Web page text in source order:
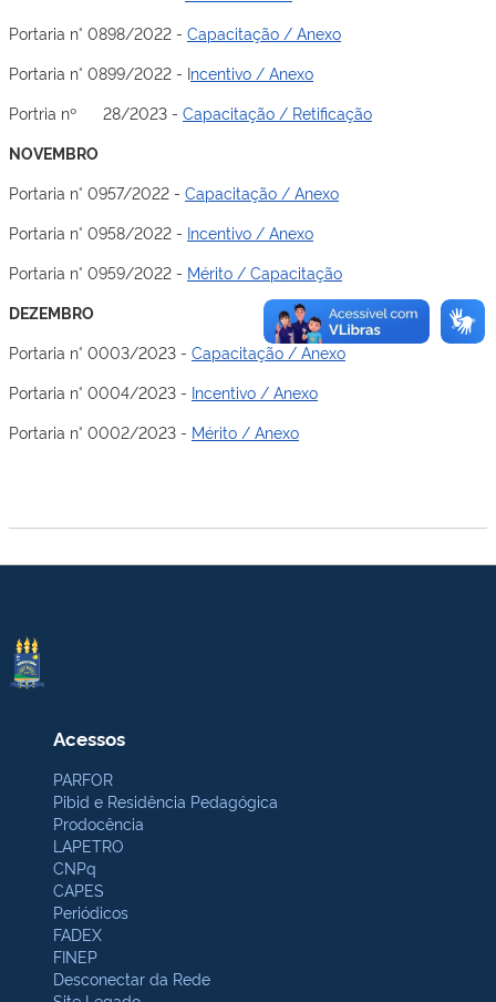
Portaria n° 0898/2022 - Capacitação / Anexo
Portaria n° 0899/2022 - Incentivo / Anexo
Portria nº 28/2023 - Capacitação / Retificação
NOVEMBRO
Portaria n° 0957/2022 - Capacitação / Anexo
Portaria n° 0958/2022 - Incentivo / Anexo
Portaria n° 0959/2022 - Mérito / Capacitação
DEZEMBRO
Portaria n° 0003/2023 - Capacitação / Anexo
Portaria n° 0004/2023 - Incentivo / Anexo
Portaria n° 0002/2023 - Mérito / Anexo
Acessos
PARFOR
Pibid e Residência Pedagógica
Prodocência
LAPETRO
CNPq
CAPES
Periódicos
FADEX
FINEP
Desconectar da Rede